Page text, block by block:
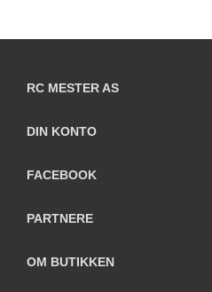
RC MESTER AS
DIN KONTO
FACEBOOK
PARTNERE
OM BUTIKKEN